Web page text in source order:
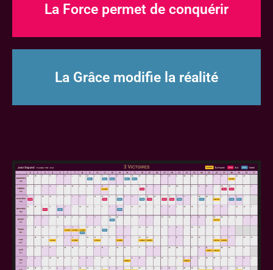
La Force permet de conquérir
La Grâce modifie la réalité